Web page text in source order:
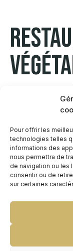
Pour offrir les
technologies telles
informations des
nous permettra de
de navigation ou les
consentir ou de
sur certaines
conviviale.
Découvrez nos
garnies,
de pommes de
Nous utilisons
sans lactose
Notre offre de
journée !